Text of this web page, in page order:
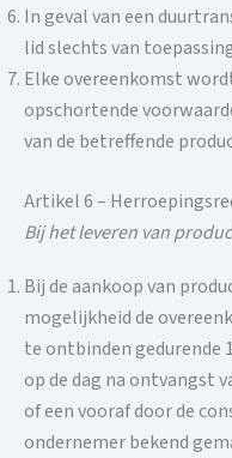
In geval van een
lid slechts van
Elke overeenkomst
opschortende
van de betreffende
Artikel 6 –
Bij het leveren van
Bij de aankoop van
mogelijkheid de
te ontbinden gedurende
op de dag na ontvangst
of een vooraf door de
ondernemer bekend